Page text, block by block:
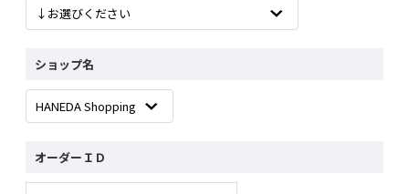
ショップ名
オーダーＩＤ